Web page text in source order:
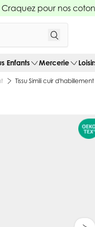
Craquez pour nos
Enfants Mercerie
Tissu Simili cuir